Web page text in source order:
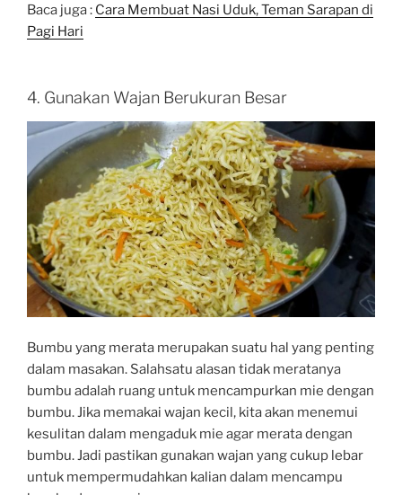
Baca juga : Cara Membuat Nasi Uduk, Teman Sarapan di
Pagi Hari
4. Gunakan Wajan Berukuran Besar
Bumbu yang merata merupakan suatu hal yang penting
dalam masakan. Salahsatu alasan tidak meratanya
bumbu adalah ruang untuk mencampurkan mie dengan
bumbu. Jika memakai wajan kecil, kita akan menemui
kesulitan dalam mengaduk mie agar merata dengan
bumbu. Jadi pastikan gunakan wajan yang cukup lebar
untuk mempermudahkan kalian dalam mencampu